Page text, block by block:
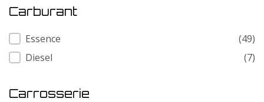
Carburant
Carburant
Essence
(49)
Diesel
(7)
Carrosserie